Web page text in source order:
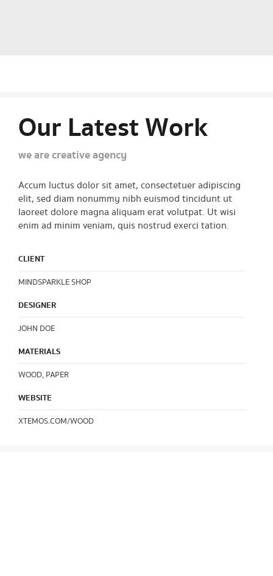
Our Latest Work
we are creative agency
Accum luctus dolor sit amet, consectetuer adipiscing
elit, sed diam nonummy nibh euismod tincidunt ut
laoreet dolore magna aliquam erat volutpat. Ut wisi
enim ad minim veniam, quis nostrud exerci tation.
CLIENT
MINDSPARKLE SHOP
DESIGNER
JOHN DOE
MATERIALS
WOOD, PAPER
WEBSITE
XTEMOS.COM/WOOD